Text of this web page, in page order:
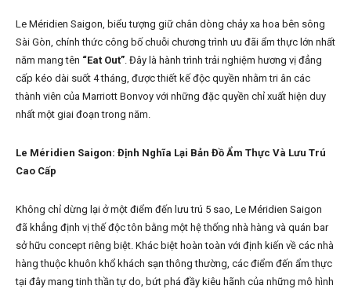
Le Méridien Saigon, biểu tượng giữ chân dòng chảy xa hoa bên sông
Sài Gòn, chính thức công bố chuỗi chương trình ưu đãi ẩm thực lớn nhất
năm mang tên “Eat Out”. Đây là hành trình trải nghiệm hương vị đẳng
cấp kéo dài suốt 4 tháng, được thiết kế độc quyền nhằm tri ân các
thành viên của Marriott Bonvoy với những đặc quyền chỉ xuất hiện duy
nhất một giai đoạn trong năm.
Le Méridien Saigon: Định Nghĩa Lại Bản Đồ Ẩm Thực Và Lưu Trú
Cao Cấp
Không chỉ dừng lại ở một điểm đến lưu trú 5 sao, Le Méridien Saigon
đã khẳng định vị thế độc tôn bằng một hệ thống nhà hàng và quán bar
sở hữu concept riêng biệt. Khác biệt hoàn toàn với định kiến về các nhà
hàng thuộc khuôn khổ khách sạn thông thường, các điểm đến ẩm thực
tại đây mang tinh thần tự do, bứt phá đầy kiêu hãnh của những mô hình